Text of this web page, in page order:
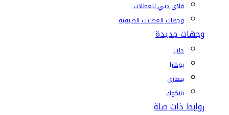
فلاي دبي للعطلات
وجهات العطلات الصيفية
وجهات جديدة
حلب
بوخارا
بنغازي
بانكوك
روابط ذات صلة